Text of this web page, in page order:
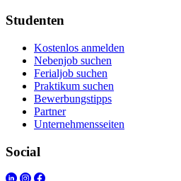
Studenten
Kostenlos anmelden
Nebenjob suchen
Ferialjob suchen
Praktikum suchen
Bewerbungstipps
Partner
Unternehmensseiten
Social